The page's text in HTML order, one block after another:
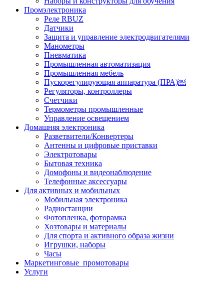
Промэлектроника
Реле RBUZ
Датчики
Защита и управление электродвигателями
Манометры
Пневматика
Промышленная автоматизация
Промышленная мебель
Пускорегулирующая аппаратура (ПРА)￼
Регуляторы, контроллеры
Счетчики
Термометры промышленные
Управление освещением
Домашняя электроника
Разветвители/Конвертеры
Антенны и цифровые приставки
Электротовары
Бытовая техника
Домофоны и видеонаблюдение
Телефонные аксессуары
Для активных и мобильных
Мобильная электроника
Радиостанции
Фотопленка, фоторамка
Хозтовары и материалы
Для спорта и активного образа жизни
Игрушки, наборы
Часы
Маркетинговые_промотовары
Услуги